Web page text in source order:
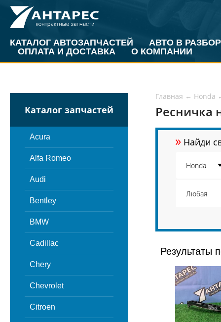
КАТАЛОГ АВТОЗАПЧАСТЕЙ
АВТО В РАЗБОР
ОПЛАТА И ДОСТАВКА
О КОМПАНИИ
Каталог запчастей
Acura
Alfa Romeo
Audi
Bentley
BMW
Cadillac
Chery
Chevrolet
Citroen
Главная ← Honda
Ресничка
» Найди
Результаты